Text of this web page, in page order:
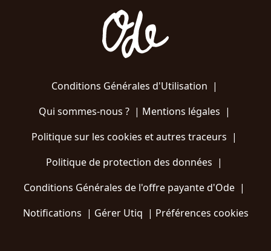
Conditions Générales d'Utilisation |
Qui sommes-nous ?| Mentions légales |
Politique sur les cookies et autres traceurs |
Politique de protection des données |
Conditions Générales de l'offre payante d'Ode |
Notifications | Gérer Utiq | Préférences cookies